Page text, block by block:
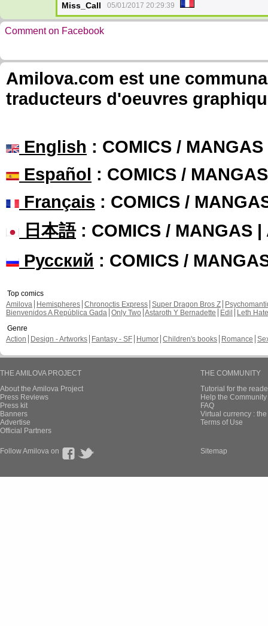
Miss_Call 05/01/2017 20:29:39
Comment on Facebook
Amilova.com est une
traducteurs d'oeuvres
English : COMICS /
Español : COMICS /
Français : COMICS /
日本語: COMICS / MANGAS |
Русский : COMICS /
Top comics
Amilova
Hemispheres Chronoctis Express Super Dragon Bros Z
Bienvenidos A República Gada Only Two Astaroth Y Bernadette Edil
Leth Hate
Genre
Action
Design - Artworks Fantasy - SF Humor Children's books Romance
THE AMILOVA PROJECT
About the Amilova Project
Press Reviews
Press kit
Banners
Advertise
Official Partners
THE COMMUNITY
Tutorial for the
Help the
FAQ
Virtual currency :
Terms of Use
Follow Amilova on Sitemap